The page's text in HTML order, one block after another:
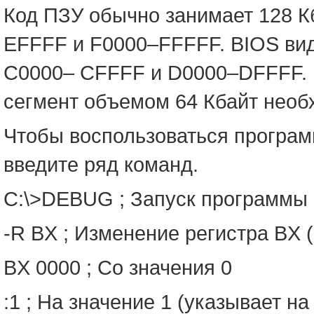
Код ПЗУ обычно занимает 128
EFFFF и F0000–FFFFF. BIOS
C0000– CFFFF и
сегмент объемом 64 Кбайт
Чтобы воспользоваться
введите ряд команд.
C:\>DEBUG ; Запуск программы
-R BX ; Изменение регистра
BX 0000 ; Со значения 0
:1 ; На значение 1 (указывает